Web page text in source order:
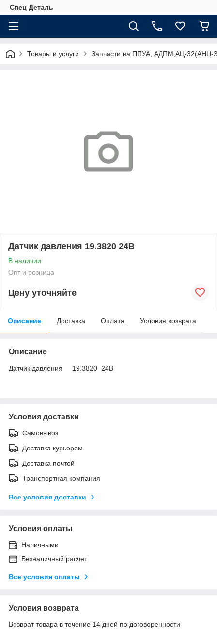
Спец Деталь
Товары и услуги Запчасти на ППУА, АДПМ,АЦ-32(АНЦ-
Датчик давления 19.3820 24В
В наличии
Опт и розница
Цену уточняйте
Описание Доставка Оплата Условия возврата
Описание
Датчик давления 19.3820 24В
Условия доставки
Самовывоз
Доставка курьером
Доставка почтой
Транспортная компания
Все условия доставки
Условия оплаты
Наличными
Безналичный расчет
Все условия оплаты
Условия возврата
Возврат товара в течение 14 дней по договоренности